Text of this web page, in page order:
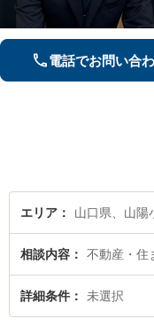
電話でお問い合
エリア 山口県、山陽
相談内容 不動産・住
詳細条件 未選択